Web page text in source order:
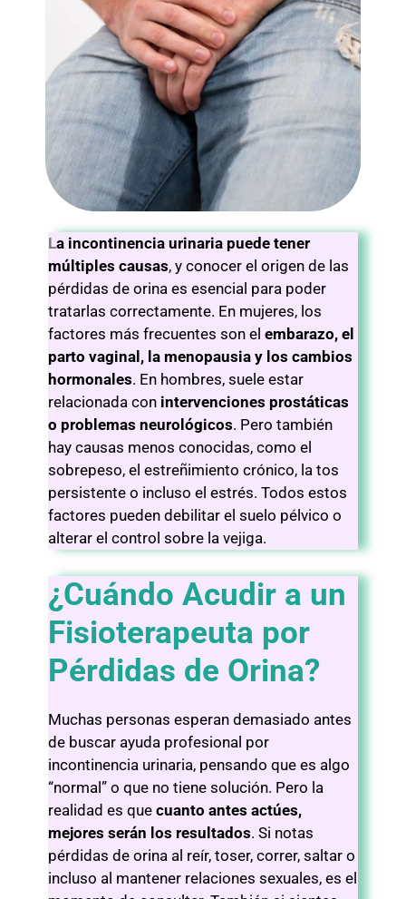
La incontinencia urinaria puede tener
múltiples causas, y conocer el origen de las
pérdidas de orina es esencial para poder
tratarlas correctamente. En mujeres, los
factores más frecuentes son el embarazo, el
parto vaginal, la menopausia y los cambios
hormonales. En hombres, suele estar
relacionada con intervenciones prostáticas
o problemas neurológicos. Pero también
hay causas menos conocidas, como el
sobrepeso, el estreñimiento crónico, la tos
persistente o incluso el estrés. Todos estos
factores pueden debilitar el suelo pélvico o
alterar el control sobre la vejiga.
¿Cuándo Acudir a un
Fisioterapeuta por
Pérdidas de Orina?
Muchas personas esperan demasiado antes
de buscar ayuda profesional por
incontinencia urinaria, pensando que es algo
“normal” o que no tiene solución. Pero la
realidad es que cuanto antes actúes,
mejores serán los resultados. Si notas
pérdidas de orina al reír, toser, correr, saltar o
incluso al mantener relaciones sexuales, es el